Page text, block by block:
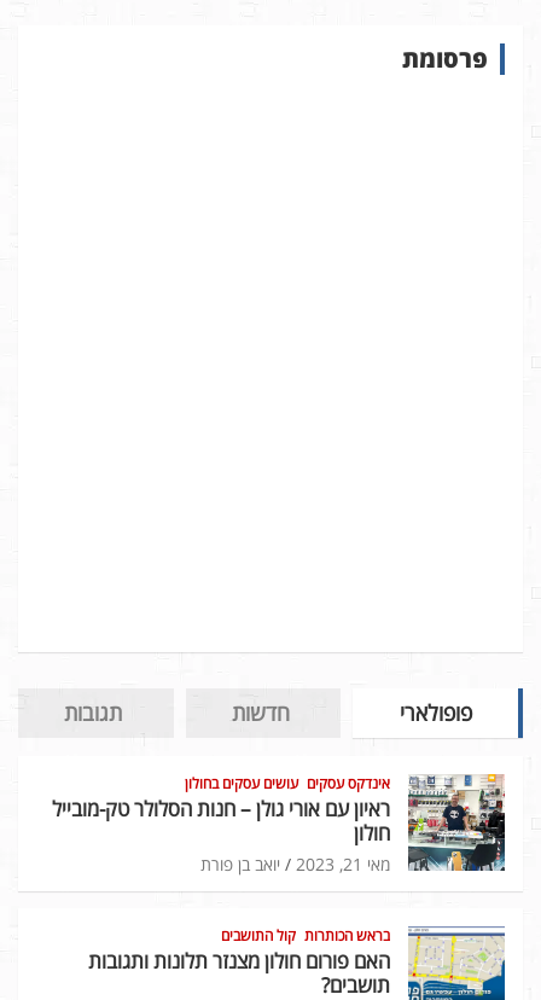
א
פרסומת
פופולארי חדשות תגובות
אינדקס עסקים עושים עסקים בחולון
ראיון עם אורי גולן – חנות הסלולר טק-מובייל
חולון
מאי 21, 2023 יואב בן פורת
בראש הכותרות קול התושבים
האם פורום חולון מצנזר תלונות ותגובות
תושבים?